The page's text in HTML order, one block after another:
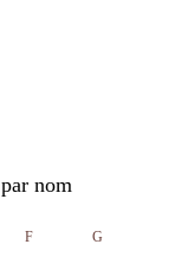
nom
F G